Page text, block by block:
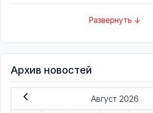
Развернуть ↓
Архив новостей
Август 2026